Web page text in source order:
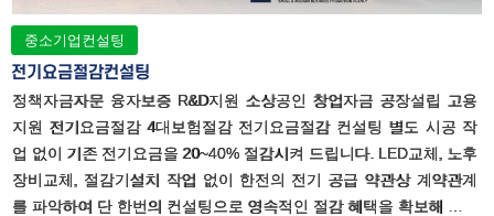
중소기업컨설팅
전기요금절감컨설팅
정책자금자문 융자보증 R&D지원 소상공인 창업자금 공장설립 고용
지원 전기요금절감 4대보험절감 전기요금절감 컨설팅 별도 시공 작
업 없이 기존 전기요금을 20~40% 절감시켜 드립니다. LED교체, 노후
장비교체, 절감기설치 작업 없이 한전의 전기 공급 약관상 계약관계
를 파악하여 단 한번의 컨설팅으로 영속적인 절감 혜택을 확보해 …